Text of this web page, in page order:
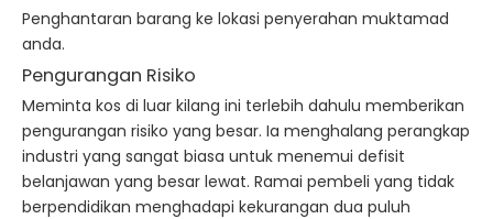
Penghantaran barang ke lokasi penyerahan muktamad
anda.
Pengurangan Risiko
Meminta kos di luar kilang ini terlebih dahulu memberikan
pengurangan risiko yang besar. Ia menghalang perangkap
industri yang sangat biasa untuk menemui defisit
belanjawan yang besar lewat. Ramai pembeli yang tidak
berpendidikan menghadapi kekurangan dua puluh